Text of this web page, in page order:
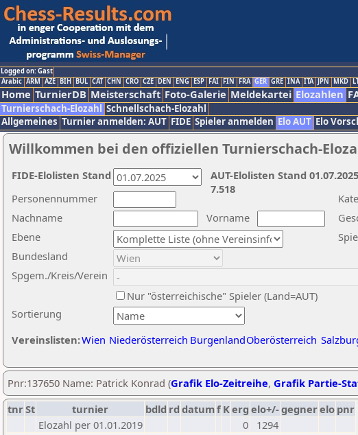
Logged on: Gast
Arabic ARM AZE BIH BUL CAT CHN CRO CZE DEN ENG ESP FAI FIN FRA GER GRE INA ITA JPN MKD
Home TurnierDB Meisterschaft Foto-Galerie Meldekartei Elozahlen
Turnierschach-Elozahl Schnellschach-Elozahl
Allgemeines Turnier anmelden: AUT FIDE Spieler anmelden Elo AUT Elo
Willkommen bei den offiziellen Turnierschach-
Nachname
Vorname
Ebene
Sortierung
Personennummer
Bundesland
Spgem./Kreis/Verein
Nur "österreichische" Spieler (Land=AUT)
Vereinslisten:Wien Niederösterreich BurgenlandOberösterreich
AUT-Elolisten Stand
7.518
FIDE-Elolisten Stand
Pnr:137650 Name: Patrick Konrad (Grafik Elo-Zeitreihe, Grafik Partie-
tnrSt turnier bdld rd datumf Kerg elo+/-gegnerelo pnr
Elozahl per 01.01.2019
0
1294